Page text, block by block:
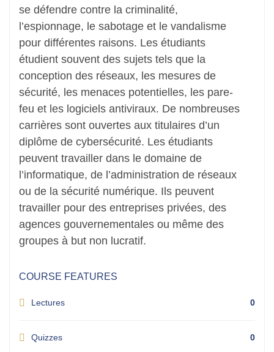
se défendre contre la criminalité,
l’espionnage, le sabotage et le vandalisme
pour différentes raisons. Les étudiants
étudient souvent des sujets tels que la
conception des réseaux, les mesures de
sécurité, les menaces potentielles, les pare-
feu et les logiciels antiviraux. De nombreuses
carrières sont ouvertes aux titulaires d’un
diplôme de cybersécurité. Les étudiants
peuvent travailler dans le domaine de
l’informatique, de l’administration de réseaux
ou de la sécurité numérique. Ils peuvent
travailler pour des entreprises privées, des
agences gouvernementales ou même des
groupes à but non lucratif.
COURSE FEATURES
Lectures 0
Quizzes 0